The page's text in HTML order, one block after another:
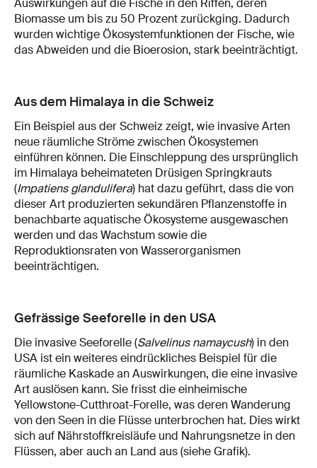
Auswirkungen auf die Fische in den Riffen, deren
Biomasse um bis zu 50 Prozent zurückging. Dadurch
wurden wichtige Ökosystemfunktionen der Fische, wie
das Abweiden und die Bioerosion, stark beeinträchtigt.
Aus dem Himalaya in die Schweiz
Ein Beispiel aus der Schweiz zeigt, wie invasive Arten
neue räumliche Ströme zwischen Ökosystemen
einführen können. Die Einschleppung des ursprünglich
im Himalaya beheimateten Drüsigen Springkrauts
(Impatiens glandulifera) hat dazu geführt, dass die von
dieser Art produzierten sekundären Pflanzenstoffe in
benachbarte aquatische Ökosysteme ausgewaschen
werden und das Wachstum sowie die
Reproduktionsraten von Wasserorganismen
beeinträchtigen.
Gefrässige Seeforelle in den USA
Die invasive Seeforelle (Salvelinus namaycush) in den
USA ist ein weiteres eindrückliches Beispiel für die
räumliche Kaskade an Auswirkungen, die eine invasive
Art auslösen kann. Sie frisst die einheimische
Yellowstone-Cutthroat-Forelle, was deren Wanderung
von den Seen in die Flüsse unterbrochen hat. Dies wirkt
sich auf Nährstoffkreisläufe und Nahrungsnetze in den
Flüssen, aber auch an Land aus (siehe Grafik).